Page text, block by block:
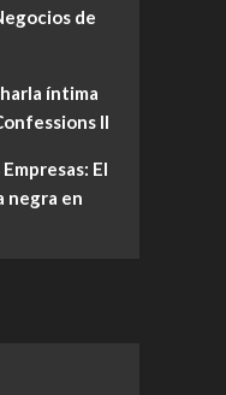
de
íntima
II
El
negra en